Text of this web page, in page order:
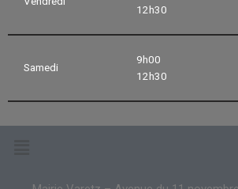
12h30
Samedi
9h00
12h30